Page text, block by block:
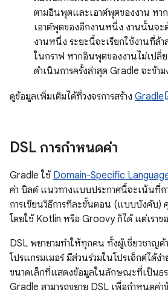
ตามอินพุตและเอาต์พุตของงาน ห
เอาต์พุตของอีกงานหนึ่ง งานนั้นจะ
งานหนึ่ง ระยะนี้จะเรียกใช้งานที่ล้
ในกราฟ หากอินพุตของงานไม่เป
ดำเนินการครั้งล่าสุด Gradle จะข้า
ดูข้อมูลเพิ่มเติมได้ที่วงจรการสร้าง Gradle
DSL การกำหนดค่า
Gradle ใช้ Domain-Specific
ค่า บิลด์ แนวทางแบบประกาศนี้จะเน้นที่
การเขียนวิธีการทีละขั้นตอน (แบบบังคับ)
โดยใช้ Kotlin หรือ Groovy ก็ได้ แต่เรา
DSL พยายามทำให้ทุกคน ทั้งผู้เชี่ยวชาญด้
โปรแกรมเมอร์ มีส่วนร่วมในโปรเจ็กต์ได้ง่
ขนาดเล็กที่แสดงข้อมูลในลักษณะที่เป็นธ
Gradle สามารถขยาย DSL เพื่อกำหนดค่